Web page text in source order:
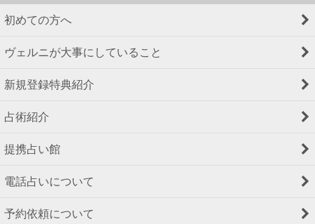
初めての方へ
ヴェルニが大事にしていること
新規登録特典紹介
占術紹介
提携占い館
電話占いについて
予約依頼について